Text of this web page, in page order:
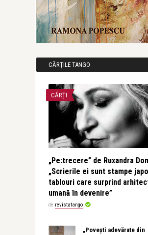
CĂRȚILE TANGO
CĂRȚI
„Pe:trecere” de Ruxandra
„Scrierile ei sunt stampe
tablouri care surprind
umană în devenire”
de revistatango
„Povești adevărate din